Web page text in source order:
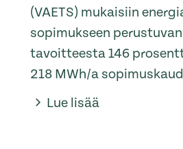
(VAETS) mukaisiin
sopimukseen
tavoitteesta 146
218 MWh/a
Lue lisää